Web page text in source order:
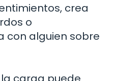
crea
o
con alguien sobre